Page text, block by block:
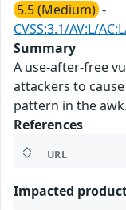
5.5 (Medium) -
CVSS:3.1/AV:L/
Summary
A use-after-free
attackers to
pattern in the
References
URL
Impacted